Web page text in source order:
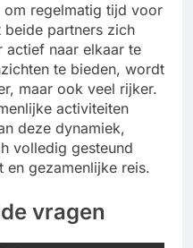
om regelmatig tijd voor
partners zich
actief naar elkaar te
te bieden, wordt
maar ook veel rijker.
activiteiten
deze dynamiek,
volledig gesteund
en gezamenlijke reis.
vragen